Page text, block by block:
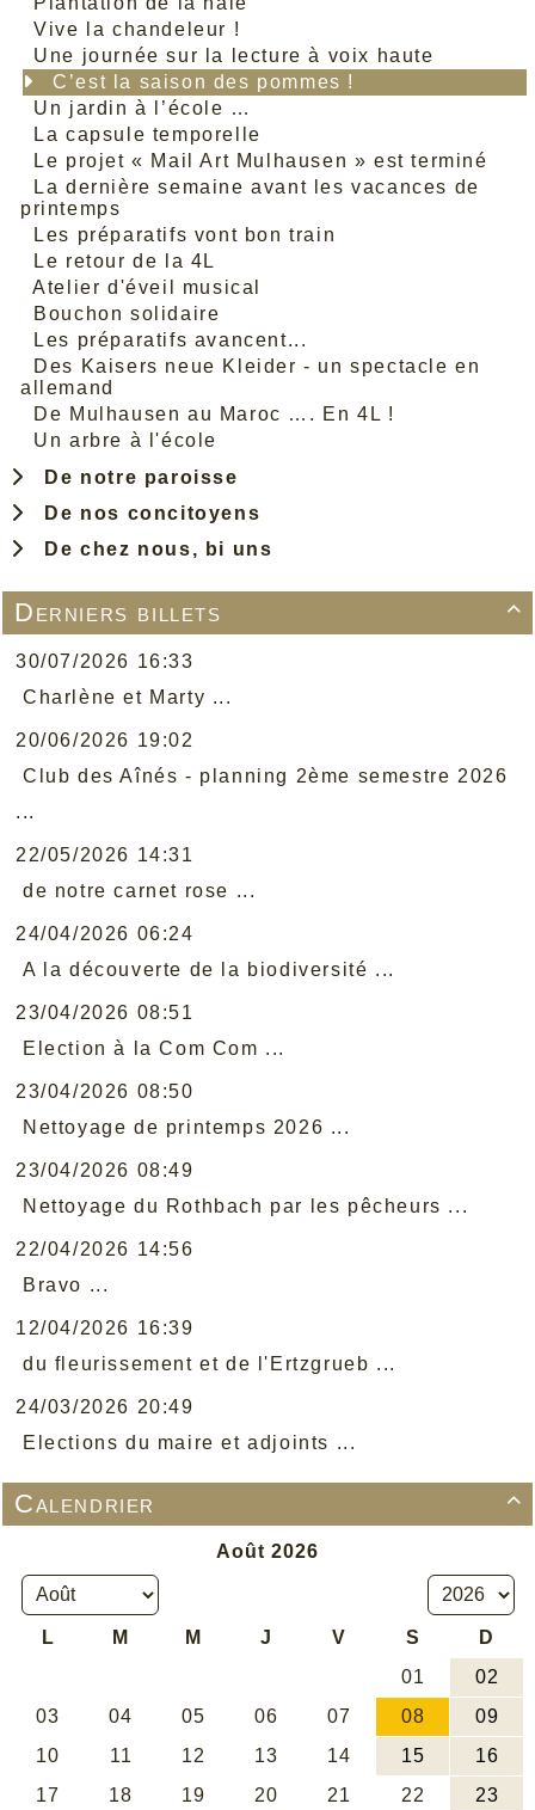
Vive la chandeleur !
Une journée sur la lecture à voix haute
C’est la saison des pommes !
Un jardin à l’école …
La capsule temporelle
Le projet « Mail Art Mulhausen » est terminé
La dernière semaine avant les vacances de
printemps
Les préparatifs vont bon train
Le retour de la 4L
Atelier d'éveil musical
Bouchon solidaire
Les préparatifs avancent...
Des Kaisers neue Kleider - un spectacle en
allemand
De Mulhausen au Maroc …. En 4L !
Un arbre à l'école
De notre paroisse
De nos concitoyens
De chez nous, bi uns

Derniers billets
30/07/2026 16:33
Charlène et Marty ...
20/06/2026 19:02
Club des Aînés - planning 2ème semestre 2026
...
22/05/2026 14:31
de notre carnet rose ...
24/04/2026 06:24
A la découverte de la biodiversité ...
23/04/2026 08:51
Election à la Com Com ...
23/04/2026 08:50
Nettoyage de printemps 2026 ...
23/04/2026 08:49
Nettoyage du Rothbach par les pêcheurs ...
22/04/2026 14:56
Bravo ...
12/04/2026 16:39
du fleurissement et de l'Ertzgrueb ...
24/03/2026 20:49
Elections du maire et adjoints ...

Calendrier